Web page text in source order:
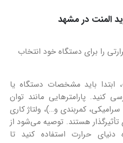
المنت در مشهد
را برای دستگاه خود انتخاب
ابتدا باید مشخصات دستگاه یا
کنید. پارامترهایی مانند توان
کمربندی و…)، ولتاژ کاری
هستند. توصیه می‌شود از
حرارت استفاده کنید تا